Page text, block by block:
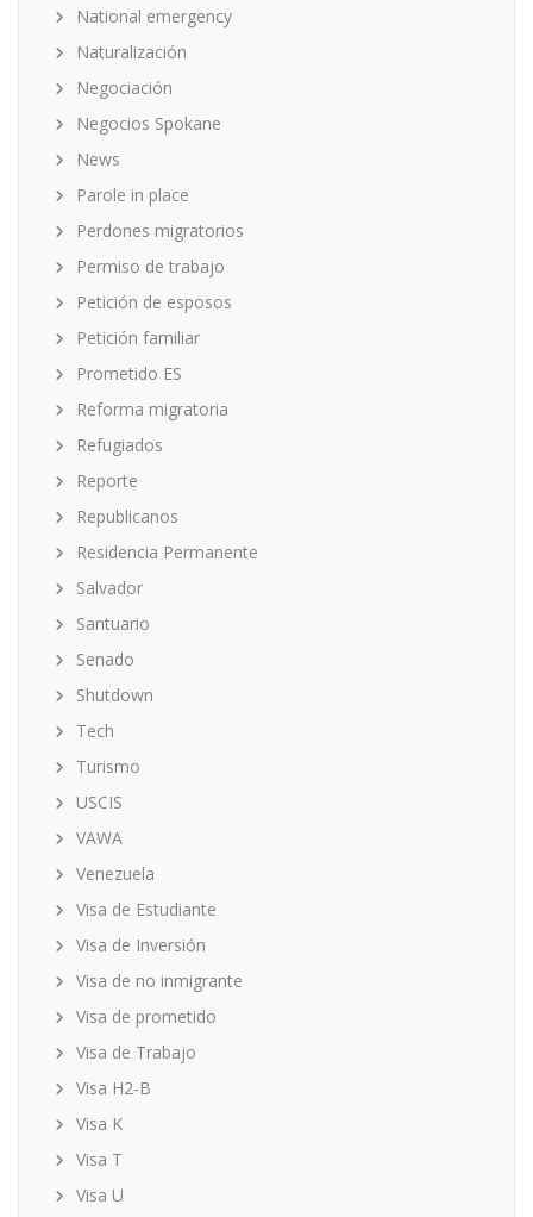
National emergency
Naturalización
Negociación
Negocios Spokane
News
Parole in place
Perdones migratorios
Permiso de trabajo
Petición de esposos
Petición familiar
Prometido ES
Reforma migratoria
Refugiados
Reporte
Republicanos
Residencia Permanente
Salvador
Santuario
Senado
Shutdown
Tech
Turismo
USCIS
VAWA
Venezuela
Visa de Estudiante
Visa de Inversión
Visa de no inmigrante
Visa de prometido
Visa de Trabajo
Visa H2-B
Visa K
Visa T
Visa U